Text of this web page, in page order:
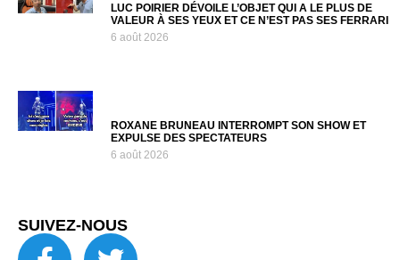
LUC POIRIER DÉVOILE L’OBJET QUI A LE PLUS DE
VALEUR À SES YEUX ET CE N’EST PAS SES FERRARI
6 août 2026
ROXANE BRUNEAU INTERROMPT SON SHOW ET
EXPULSE DES SPECTATEURS
6 août 2026
SUIVEZ-NOUS